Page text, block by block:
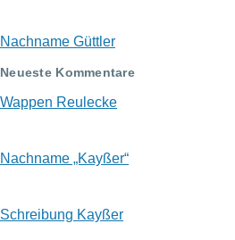
Nachname Güttler
Neueste Kommentare
Wappen Reulecke
Nachname „Kayßer“
Schreibung Kayßer